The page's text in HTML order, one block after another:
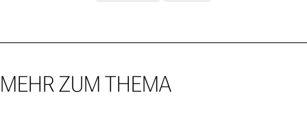
MEHR ZUM THEMA